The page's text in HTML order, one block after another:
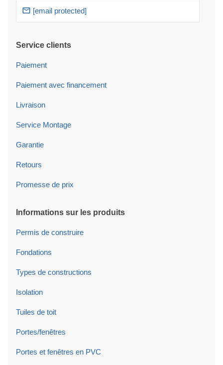
[email protected]
Service clients
Paiement
Paiement avec financement
Livraison
Service Montage
Garantie
Retours
Promesse de prix
Informations sur les produits
Permis de construire
Fondations
Types de constructions
Isolation
Tuiles de toit
Portes/fenêtres
Portes et fenêtres en PVC